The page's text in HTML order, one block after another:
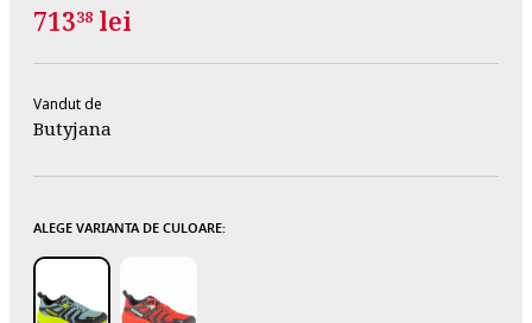
71338 lei
Vandut de
Butyjana
ALEGE VARIANTA DE CULOARE: